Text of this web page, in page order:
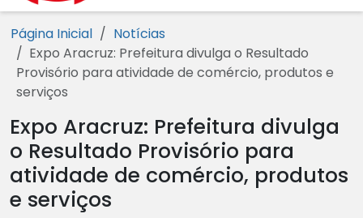
Página Inicial
Notícias
Expo Aracruz: Prefeitura divulga o Resultado
Provisório para atividade de comércio, produtos e
serviços
Expo Aracruz: Prefeitura divulga
o Resultado Provisório para
atividade de comércio, produtos
e serviços